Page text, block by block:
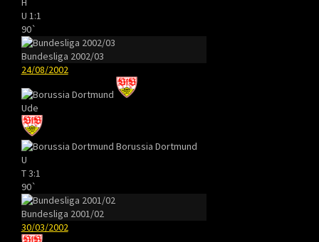
U 1:1
90`
Bundesliga 2002/03
24/08/2002
Ude
Borussia Dortmund
U
T3:1
90`
Bundesliga 2001/02
30/03/2002